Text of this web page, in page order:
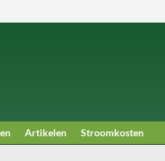
Artikelen Stroomkosten